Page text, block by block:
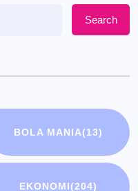
Search
BOLA MANIA(13)
EKONOMI(204)